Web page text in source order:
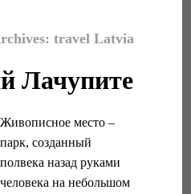
travel Latvia
Лачупите
Живописное место –
парк, созданный
полвека назад руками
человека на небольшом